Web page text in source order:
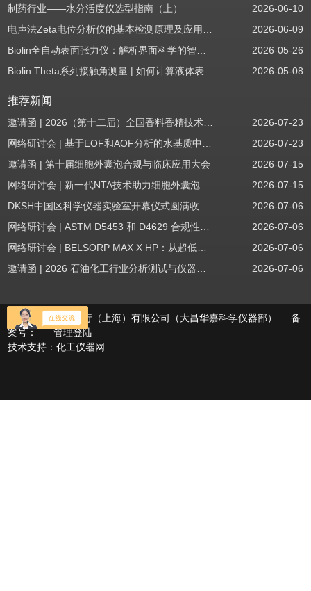
制药行业——水分活度仪选型指南（上）
2026-06-10
电声法Zeta电位分析仪的基本检测原理及应用场景
2026-06-09
Biolin全自动表面张力仪：解析界面科学的智能之眼
2026-05-26
Biolin Theta系列接触角测量 | 如何计算液体表面张力分量
2026-05-08
推荐新闻
邀请函 | 2026（第十二届）全国香料香精技术交流年会
2026-07-23
网络研讨会 | 基于EOF和AOF分析的水基质中PFAS筛查
2026-07-23
邀请函 | 第十届细胞外囊泡合规与临床应用大会
2026-07-15
网络研讨会 | 新一代NTA技术助力细胞外囊泡质量评估与工艺开发
2026-07-15
DKSH中国区科学仪器实验室开幕仪式圆满收官！
2026-07-06
网络研讨会 | ASTM D5453 和 D4629 合规性：无需妥协
2026-07-06
网络研讨会 | BELSORP MAX X HP：从超低压物理吸附到高压吸附
2026-07-06
邀请函 | 2026 石油化工行业分析测试与仪器技术交流会（辽宁站）
2026-07-06
版权所有©大昌洋行（上海）有限公司（大昌华嘉科学仪器部） 备
案号：
管理登陆
技术支持：化工仪器网